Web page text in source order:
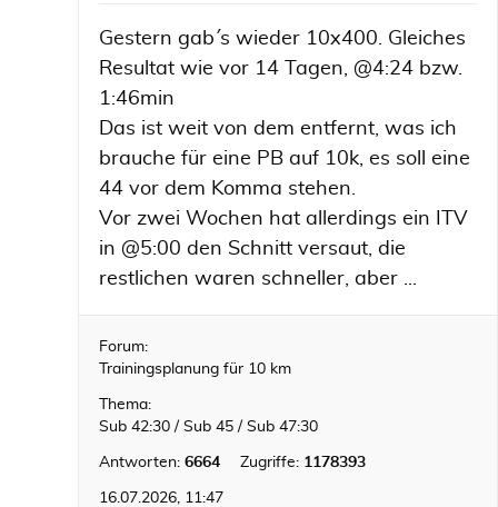
Gestern gab´ s wieder 10x400. Gleiches
Resultat wie vor 14 Tagen, @4:24 bzw.
1:46min
Das ist weit von dem entfernt, was ich
brauche für eine PB auf 10k, es soll eine
44 vor dem Komma stehen.
Vor zwei Wochen hat allerdings ein ITV
in @5:00 den Schnitt versaut, die
restlichen waren schneller, aber ...
Forum:
Trainingsplanung für 10 km
Thema:
Sub 42:30 / Sub 45 / Sub 47:30
Antworten: 6664 Zugriffe: 1178393
16.07.2026, 11:47